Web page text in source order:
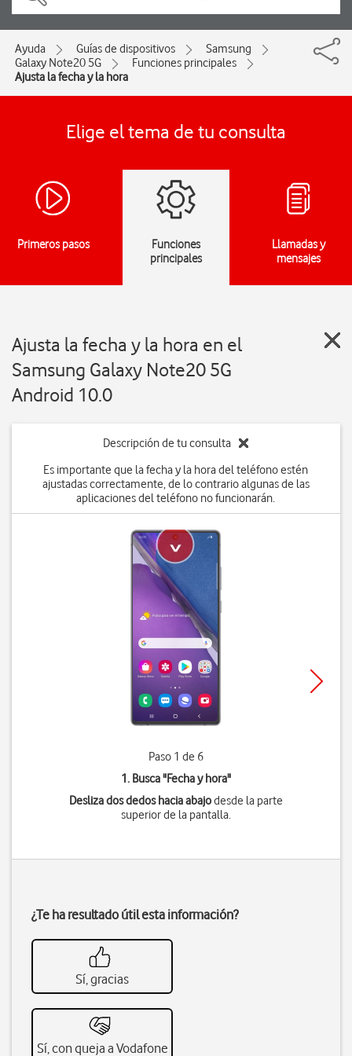
Ayuda Guías de dispositivos
Samsung
Galaxy Note20 5G
Funciones principales
Ajusta la fecha y la hora
Elige el tema de tu consulta
Primeros pasos
Funciones
principales
Llamadas y
mensajes
Ajusta la fecha y la hora en el
Samsung Galaxy Note20 5G
Android 10.0
Descripción de tu consulta
Es importante que la fecha y la hora del teléfono estén
ajustadas correctamente, de lo contrario algunas de las
aplicaciones del teléfono no funcionarán.
Paso 1 de 6
1. Busca "Fecha y hora"
Desliza dos dedos hacia abajodesde la parte
superior de la pantalla.
¿Te ha resultado útil esta información?
Sí, gracias
Sí, con queja a Vodafone